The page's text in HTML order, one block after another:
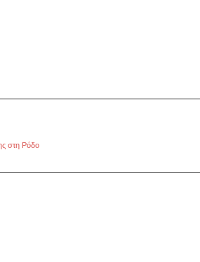
στη Ρόδο